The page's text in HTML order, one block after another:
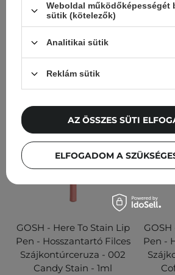
3 550,00 Ft
GOSH - Here To Stain Lip
Pen - Hosszantartó Filces
Szájkontúrceruza - 002
Candy Stain - 1ml
Pen -
Weboldal működőképességét
sütik (kötelezők)
Analitikai sütik
Reklám sütik
ELFOGADOM A
AZ ÖSSZES SÜTI